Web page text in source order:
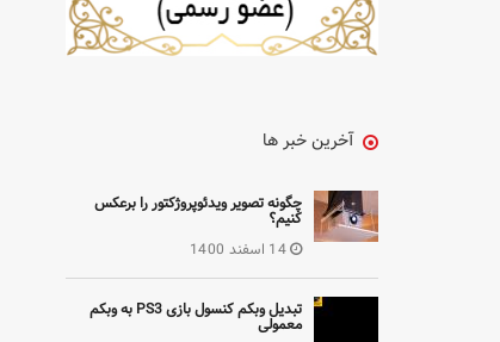
آخرین خبر ها
چگونه تصویر ویدئوپروژکتور را برعکس
کنیم؟
14 اسفند 1400
تبدیل وبکم کنسول بازی PS3 به وبکم
معمولی